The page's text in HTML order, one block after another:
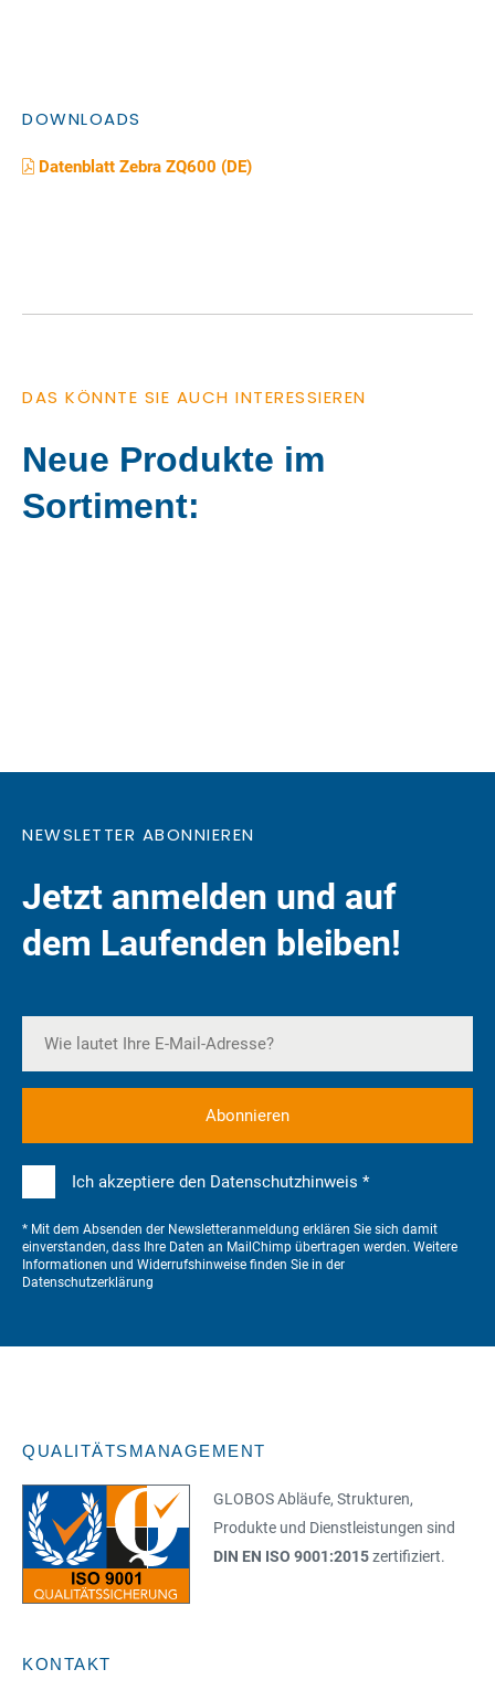
DOWNLOADS
Datenblatt Zebra ZQ600 (DE)
DAS KÖNNTE SIE AUCH INTERESSIEREN
Neue Produkte im
Sortiment:
NEWSLETTER ABONNIEREN
Jetzt anmelden und auf
dem Laufenden bleiben!
Ich akzeptiere den Datenschutzhinweis *
* Mit dem Absenden der Newsletteranmeldung erklären Sie sich damit
einverstanden, dass Ihre Daten an MailChimp übertragen werden. Weitere
Informationen und Widerrufshinweise finden Sie in der
Datenschutzerklärung
QUALITÄTSMANAGEMENT
GLOBOS Abläufe, Strukturen,
Produkte und Dienstleistungen sind
DIN EN ISO 9001:2015zertifiziert.
KONTAKT